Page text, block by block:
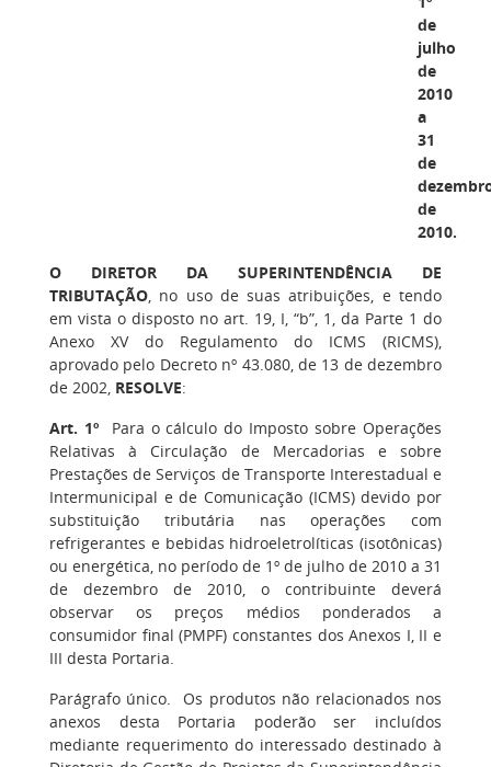
de
julho
de
2010
a
31
de
de
2010.
O DIRETOR DA SUPERINTENDÊNCIA DE
TRIBUTAÇÃO, no uso de suas atribuições, e tendo
em vista o disposto no art. 19, I, “b”, 1, da Parte 1 do
Anexo XV do Regulamento do ICMS (RICMS),
aprovado pelo Decreto nº 43.080, de 13 de dezembro
de 2002, RESOLVE:
Art. 1ºPara o cálculo do Imposto sobre Operações
Relativas à Circulação de Mercadorias e sobre
Prestações de Serviços de Transporte Interestadual e
Intermunicipal e de Comunicação (ICMS) devido por
substituição tributária nas operações com
refrigerantes e bebidas hidroeletrolíticas (isotônicas)
ou energética, no período de 1º de julho de 2010 a 31
de dezembro de 2010, o contribuinte deverá
observar os preços médios ponderados a
consumidor final (PMPF) constantes dos Anexos I, II e
III desta Portaria.
Parágrafo único. Os produtos não relacionados nos
anexos desta Portaria poderão ser incluídos
mediante requerimento do interessado destinado à